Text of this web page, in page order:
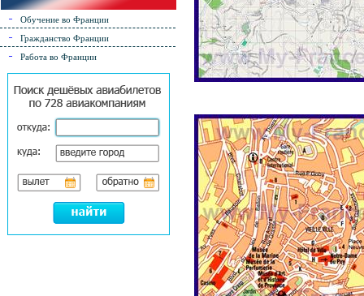
Обучение во Франции
Гражданство Франции
Работа во Франции